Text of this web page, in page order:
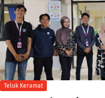
Teluk Keramat